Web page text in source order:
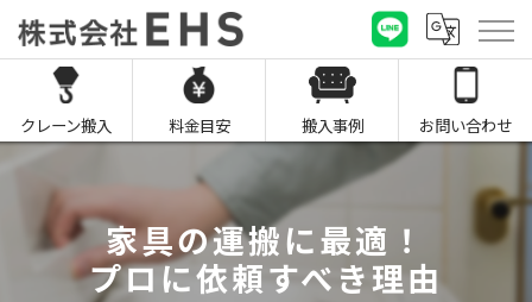
クレーン搬入 料金目安 搬入事例 お問い合わせ
家具の運搬に最適！
プロに依頼すべき理由